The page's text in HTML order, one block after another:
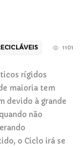
1101
rígidos
maioria tem
devido à grande
não
o Ciclo irá se